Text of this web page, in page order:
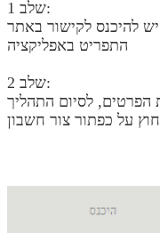
שלב 1:
יש להיכנס לקישור באתר NORTON או לבחור באפשרות דרך
התפריט באפליקציה
שלב 2:
הפרטים, לסיום התהליך
על כפתור צור חשבון